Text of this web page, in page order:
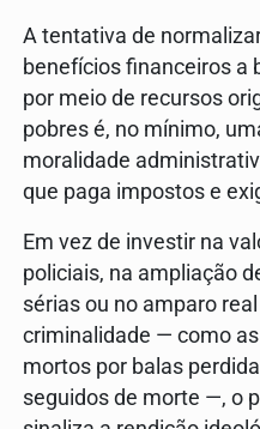
A tentativa de
benefícios financeiros a
por meio de recursos
pobres é, no mínimo,
moralidade
que paga impostos e
Em vez de investir na
policiais, na ampliação
sérias ou no amparo
criminalidade — como
mortos por balas
seguidos de morte —, o